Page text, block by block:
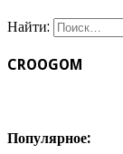
Найти:
CROOGOM
Популярное: